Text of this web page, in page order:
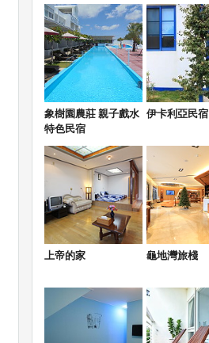
象樹園農莊 親子戲水
特色民宿
伊卡利亞民宿
上帝的家 龜地灣旅棧